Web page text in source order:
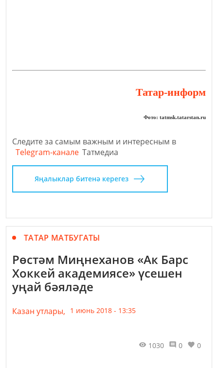
Татар-информ
Фото: tatmsk.tatarstan.ru
Следите за самым важным и интересным в
Telegram-канале Татмедиа
Яңалыклар битенә керегез
ТАТАР МАТБУГАТЫ
Рөстәм Миңнеханов «Ак Барс
Хоккей академиясе» үсешен
уңай бәяләде
Казан утлары, 1 июнь 2018 - 13:35
1030 0 0